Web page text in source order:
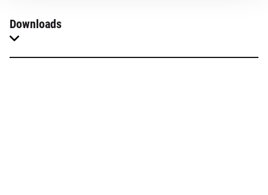
Downloads